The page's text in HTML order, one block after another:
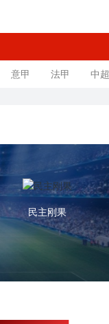
意甲 法甲 中超
民主刚果